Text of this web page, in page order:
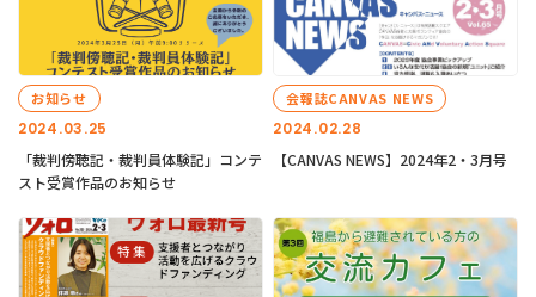
2024.03.25
お知らせ
「裁判傍聴記・裁判員体験記」コンテ
スト受賞作品のお知らせ
2024.02.28
会報誌CANVAS NEWS
【CANVAS NEWS】2024年2・3月号